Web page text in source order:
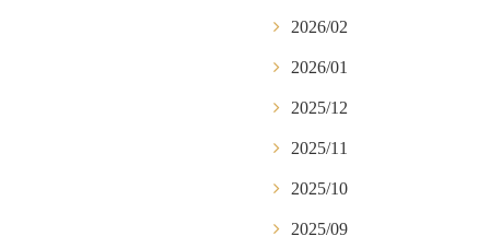
2026/02
2026/01
2025/12
2025/11
2025/10
2025/09